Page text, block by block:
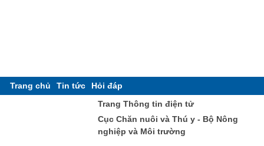
Trang chủ Tin tức
Hỏi đáp
Trang Thông tin điện tử
Cục Chăn nuôi và Thú y - Bộ Nông
nghiệp và Môi trường